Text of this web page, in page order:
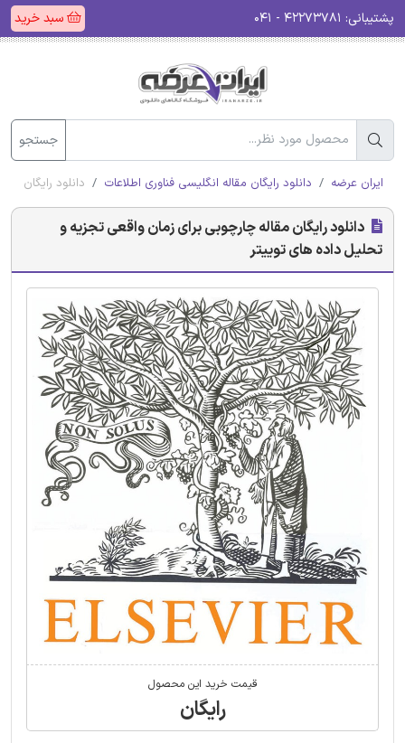
پشتیبانی: سبد خرید
جستجو
ایران عرضه دانلود رایگان مقاله انگلیسی فناوری اطلاعات دانلود رایگان
دانلود رایگان مقاله چارچوبی برای زمان واقعی تجزیه و
تحلیل داده های توییتر
قیمت خرید این محصول
رایگان